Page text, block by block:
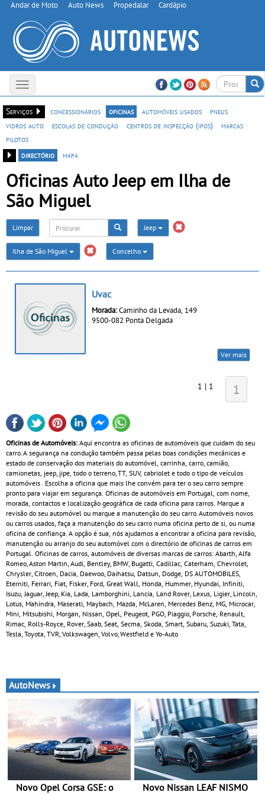
Andar de Moto Auto News Propedalar Cardápio
Toggle
navigation
Serviços
concessionários oficinas automóveis usados
pneus
vidros auto
escolas de condução centros de inspecção (ipos)
marcas
pilotos
directório
mapa
Oficinas Auto Jeep em Ilha de
São Miguel
Limpar Jeep
Ilha de São Miguel Concelho
Uvac
Morada:Caminho da Levada, 149
9500-082 Ponta Delgada
Ver mais
1 | 1 1
Oficinas de Automóveis: Aqui encontra as oficinas de automóveis que cuidam do seu
carro. A segurança na condução também passa pelas boas condições mecânicas e
estado de conservação dos materiais do automóvel, carrinha, carro, camião,
camionetas, jeep, jipe, todo o terreno, TT, SUV, cabriolet e todo o tipo de veículos
automóveis . Escolha a oficina que mais lhe convém para ter o seu carro sempre
pronto para viajar em segurança. Oficinas de automóveis em Portugal, com nome,
morada, contactos e localização geográfica de cada oficina para carros. Marque a
revisão do seu automóvel ou marque a manutenção do seu carro. Automóveis novos
ou carros usados, faça a manutenção do seu carro numa oficina perto de si, ou numa
oficina de confiança. A opção é sua, nós ajudamos a encontrar a oficina para revisão,
manutenção ou arranjo do seu automóvel com o directório de oficinas de carros em
Portugal. Oficinas de carros, automóveis de diversas marcas de carros: Abarth, Alfa
Romeo, Aston Martin, Audi, Bentley, BMW, Bugatti, Cadillac, Caterham, Chevrolet,
Chrysler, Citroen, Dacia, Daewoo, Daihatsu, Datsun, Dodge, DS AUTOMOBILES,
Eterniti, Ferrari, Fiat, Fisker, Ford, Great Wall, Honda, Hummer, Hyundai, Infiniti,
Isuzu, Jaguar, Jeep, Kia, Lada, Lamborghini, Lancia, Land Rover, Lexus, Ligier, Lincoln,
Lotus, Mahindra, Maserati, Maybach, Mazda, McLaren, Mercedes Benz, MG, Microcar,
Mini, Mitsubishi, Morgan, Nissan, Opel, Peugeot, PGO, Piaggio, Porsche, Renault,
Rimac, Rolls-Royce, Rover, Saab, Seat, Secma, Skoda, Smart, Subaru, Suzuki, Tata,
Tesla, Toyota, TVR, Volkswagen, Volvo, Westfield e Yo-Auto
AutoNews
Novo Opel Corsa GSE: o
Novo Nissan LEAF NISMO